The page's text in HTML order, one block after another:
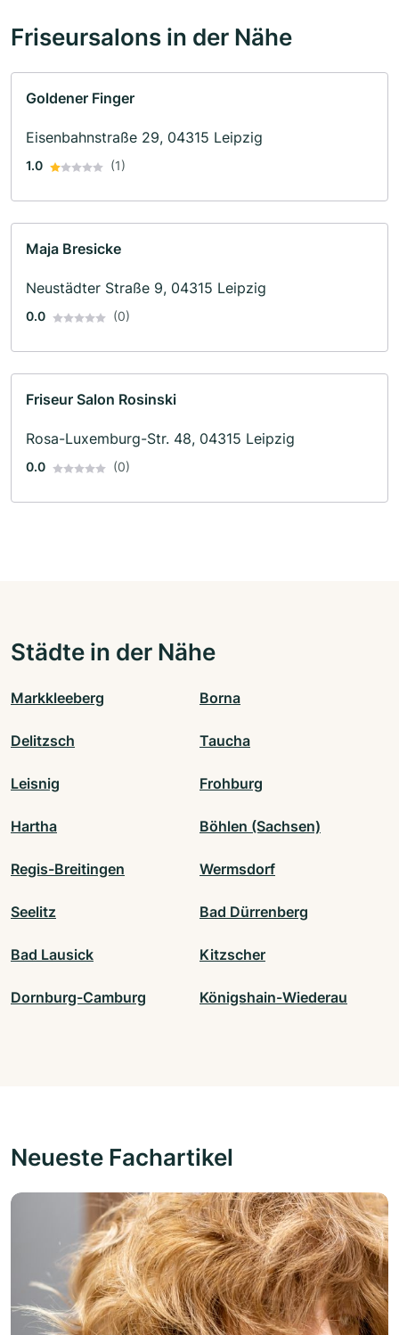
Friseursalons in der Nähe
Goldener Finger
Eisenbahnstraße 29, 04315 Leipzig
1.0 (1)
Maja Bresicke
Neustädter Straße 9, 04315 Leipzig
0.0 (0)
Friseur Salon Rosinski
Rosa-Luxemburg-Str. 48, 04315 Leipzig
0.0 (0)
Städte in der Nähe
Markkleeberg Borna
Delitzsch Taucha
Leisnig Frohburg
Hartha Böhlen (Sachsen)
Regis-Breitingen Wermsdorf
Seelitz Bad Dürrenberg
Bad Lausick Kitzscher
Dornburg-Camburg Königshain-Wiederau
Neueste Fachartikel